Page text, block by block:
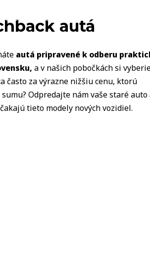
BLOG O NÁS
autá
autá pripravené k odberu
a v našich pobočkách si
často za výrazne nižšiu cenu, ktorú
Odpredajte nám vaše staré auto
tieto modely nových vozidiel.